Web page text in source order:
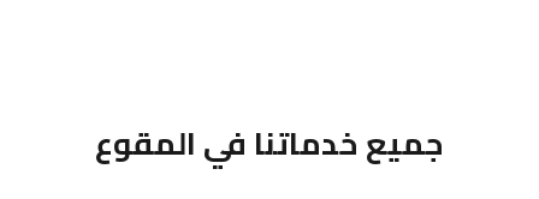
جميع خدماتنا في المقوع